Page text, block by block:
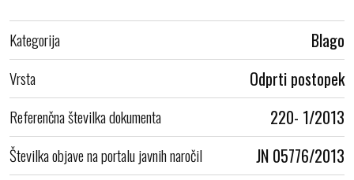
Kategorija Blago
Vrsta Odprti postopek
Referenčna številka dokumenta 220- 1/2013
Številka objave na portalu javnih naročil JN 05776/2013